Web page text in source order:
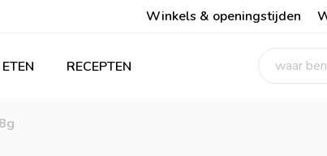
Winkels & openingstijden
RECEPTEN